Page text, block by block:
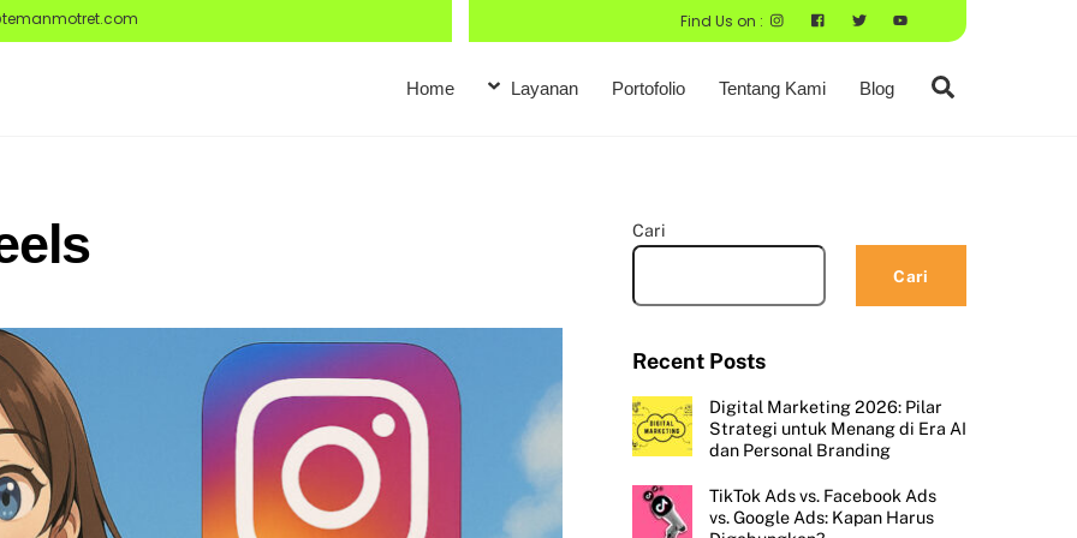
Find Us on :
Home Layanan Portofolio Tentang Kami Blog
Cari
Cari
Recent Posts
Digital Marketing 2026: Pilar
Strategi untuk Menang di Era AI
dan Personal Branding
TikTok Ads vs. Facebook Ads
vs. Google Ads: Kapan Harus